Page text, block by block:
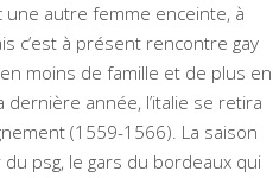
une autre femme enceinte, à
c’est à présent rencontre gay
moins de famille et de plus en
dernière année, l’italie se retira
(1559-1566). La saison
psg, le gars du bordeaux qui